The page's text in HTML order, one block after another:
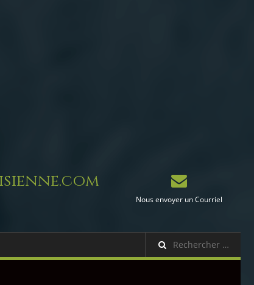
Nous envoyer un Courriel